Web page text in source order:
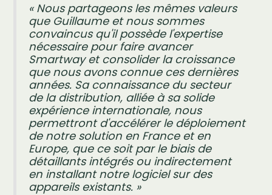
« Nous partageons les mêmes valeurs
que Guillaume et nous sommes
convaincus qu'il possède l'expertise
nécessaire pour faire avancer
Smartway et consolider la croissance
que nous avons connue ces dernières
années. Sa connaissance du secteur
de la distribution, alliée à sa solide
expérience internationale, nous
permettront d'accélérer le déploiement
de notre solution en France et en
Europe, que ce soit par le biais de
détaillants intégrés ou indirectement
en installant notre logiciel sur des
appareils existants. »